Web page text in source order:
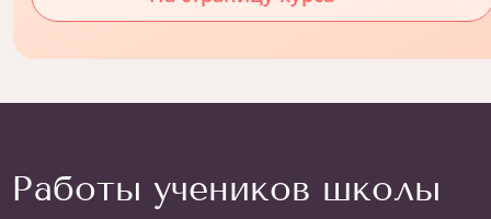
Работы учеников школы